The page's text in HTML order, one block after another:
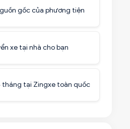
gốc của phương tiện
xe tại nhà cho bạn
tháng tại Zingxe toàn quốc